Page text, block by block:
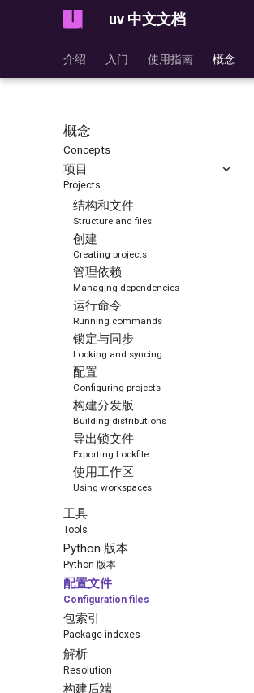
uv 中文文档
介绍 入门 使用指南 概念
概念
Concepts
项目
Projects
结构和文件
Structure and files
创建
Creating projects
管理依赖
Managing dependencies
运行命令
Running commands
锁定与同步
Locking and syncing
配置
Configuring projects
构建分发版
Building distributions
导出锁文件
Exporting Lockfile
使用工作区
Using workspaces
工具
Tools
Python 版本
Python 版本
配置文件
Configuration files
包索引
Package indexes
解析
Resolution
构建后端